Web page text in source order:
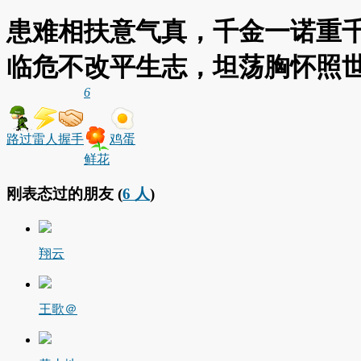
患难相扶意气真，千金一诺重
临危不改平生志，坦荡胸怀照
路过雷人 握手
6
鲜花
鸡蛋
刚表态过的朋友 (6 人)
翔云
王歌＠